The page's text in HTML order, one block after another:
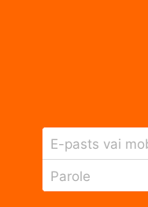
E-pasts vai
Parole